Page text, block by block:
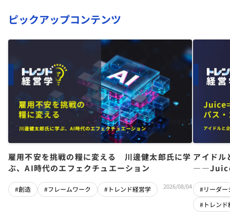
ピックアップコンテンツ
雇用不安を挑戦の糧に変える 川邊健太郎氏に学
ぶ、AI時代のエフェクチュエーション
#創造 #フレームワーク #トレンド経営学 2026/08/04
アイドル
#リーダー
#トレンド